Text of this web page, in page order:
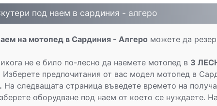
под наем в сардиния - алгеро
на мотопед в Сардиния - Алгероможете да
не е било по-лесно да наемете мотопед в 3
Изберете предпочитания от вас модел мотопед в
На следващата страница въведете времето на
оборудване под наем от което се нуждаете.